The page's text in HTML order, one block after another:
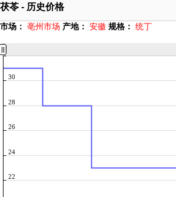
茯苓 - 历史价格
市场： 亳州市场 产地： 安徽 规格： 统丁
22
24
26
28
30